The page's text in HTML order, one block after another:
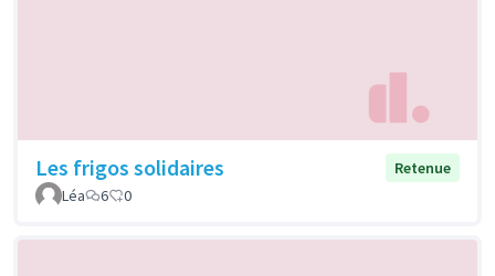
Les frigos solidaires
Retenue
Léa
6 0